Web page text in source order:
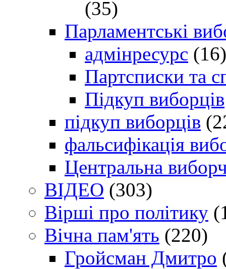
(35)
Парламентські
адмінресурс (16)
Партсписки та
Підкуп виборців
підкуп виборців
фальсифікація
Центральна
ВІДЕО (303)
Вірші про політику
Вічна пам'ять (220)
Гройсман Дмитро